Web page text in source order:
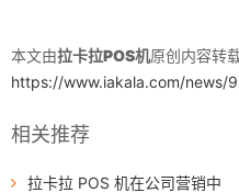
本文由拉卡拉POS机原创内容转
https://www.iakala.com/news/
相关推荐
拉卡拉 POS 机在公司营销中